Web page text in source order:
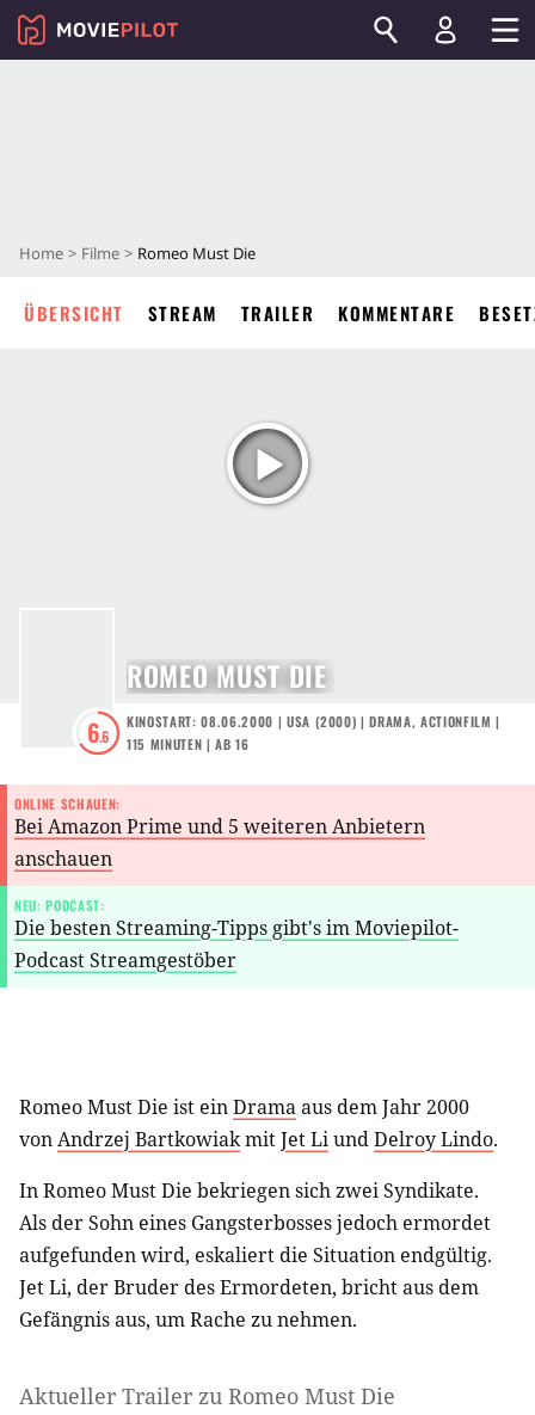
Home Filme Romeo Must Die
ÜBERSICHT STREAM TRAILER KOMMENTARE
6.6
ROMEO MUST DIE
KINOSTART: 08.06.2000 | USA (2000) |DRAMA,ACTIONFILM |
115 MINUTEN |AB 16
ONLINE SCHAUEN:
Bei Amazon Prime und 5 weiteren Anbietern
anschauen
NEU: PODCAST:
Die besten Streaming-Tipps gibt's im Moviepilot-
Podcast Streamgestöber
Romeo Must Die ist einDramaaus dem Jahr 2000
vonAndrzej BartkowiakmitJet LiundDelroy Lindo.
In Romeo Must Die bekriegen sich zwei Syndikate.
Als der Sohn eines Gangsterbosses jedoch ermordet
aufgefunden wird, eskaliert die Situation endgültig.
Jet Li, der Bruder des Ermordeten, bricht aus dem
Gefängnis aus, um Rache zu nehmen.
Aktueller Trailer zu Romeo Must Die